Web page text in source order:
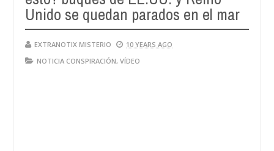
Unido se quedan parados en el mar
EXTRANOTIX MISTERIO
10 YEARS AGO
NOTICIA CONSPIRACIÓN, VÍDEO